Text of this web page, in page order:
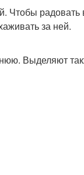
Чтобы
за ней.
Выделяют